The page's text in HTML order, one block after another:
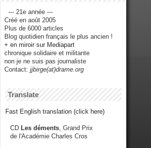
--- 21e année ---
Créé en août 2005
Plus de 6000 articles
Blog quotidien français le plus ancien !
+ en miroir sur Mediapart
chronique solidaire et militante
non je ne suis pas journaliste
Contact: jjbirge(at)drame.org
Translate
Fast English translation (click here)
CD Les déments , Grand Prix
de l'Académie Charles Cros